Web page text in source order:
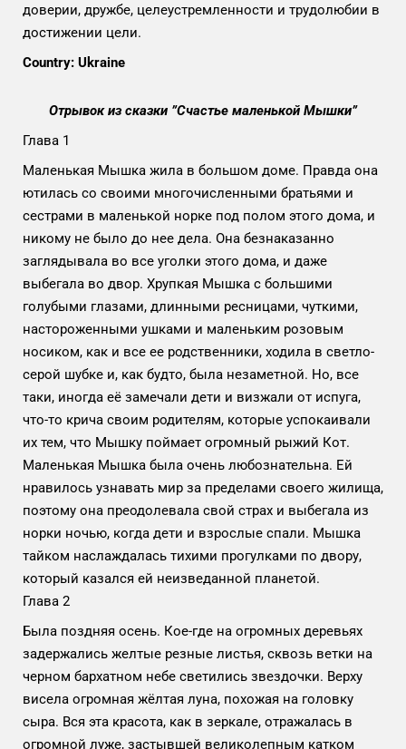
доверии, дружбе, целеустремленности и трудолюбии в
достижении цели.
Country: Ukraine
Отрывок из сказки ”Счастье маленькой Мышки”
Глава 1
Маленькая Мышка жила в большом доме. Правда она
ютилась со своими многочисленными братьями и
сестрами в маленькой норке под полом этого дома, и
никому не было до нее дела. Она безнаказанно
заглядывала во все уголки этого дома, и даже
выбегала во двор. Хрупкая Мышка с большими
голубыми глазами, длинными ресницами, чуткими,
настороженными ушками и маленьким розовым
носиком, как и все ее родственники, ходила в светло-
серой шубке и, как будто, была незаметной. Но, все
таки, иногда её замечали дети и визжали от испуга,
что-то крича своим родителям, которые успокаивали
их тем, что Мышку поймает огромный рыжий Кот.
Маленькая Мышка была очень любознательна. Ей
нравилось узнавать мир за пределами своего жилища,
поэтому она преодолевала свой страх и выбегала из
норки ночью, когда дети и взрослые спали. Мышка
тайком наслаждалась тихими прогулками по двору,
который казался ей неизведанной планетой.
Глава 2
Была поздняя осень. Кое-где на огромных деревьях
задержались желтые резные листья, сквозь ветки на
черном бархатном небе светились звездочки. Верху
висела огромная жёлтая луна, похожая на головку
сыра. Вся эта красота, как в зеркале, отражалась в
огромной луже, застывшей великолепным катком